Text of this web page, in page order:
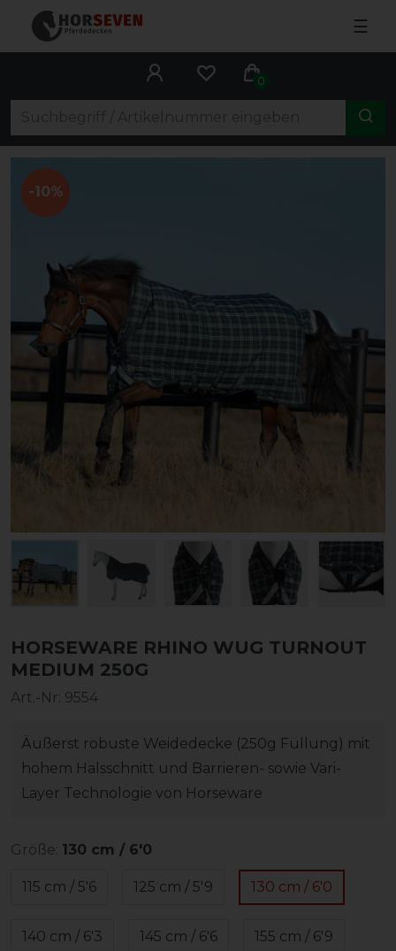
☰
0
-10%
HORSEWARE RHINO WUG TURNOUT
MEDIUM 250G
Art.-Nr: 9554
Äußerst robuste Weidedecke (250g Füllung) mit
hohem Halsschnitt und Barrieren- sowie Vari-
Layer Technologie von Horseware
Größe: 130 cm / 6'0
115 cm / 5'6 125 cm / 5'9 130 cm / 6'0
140 cm / 6'3 145 cm / 6'6 155 cm / 6'9